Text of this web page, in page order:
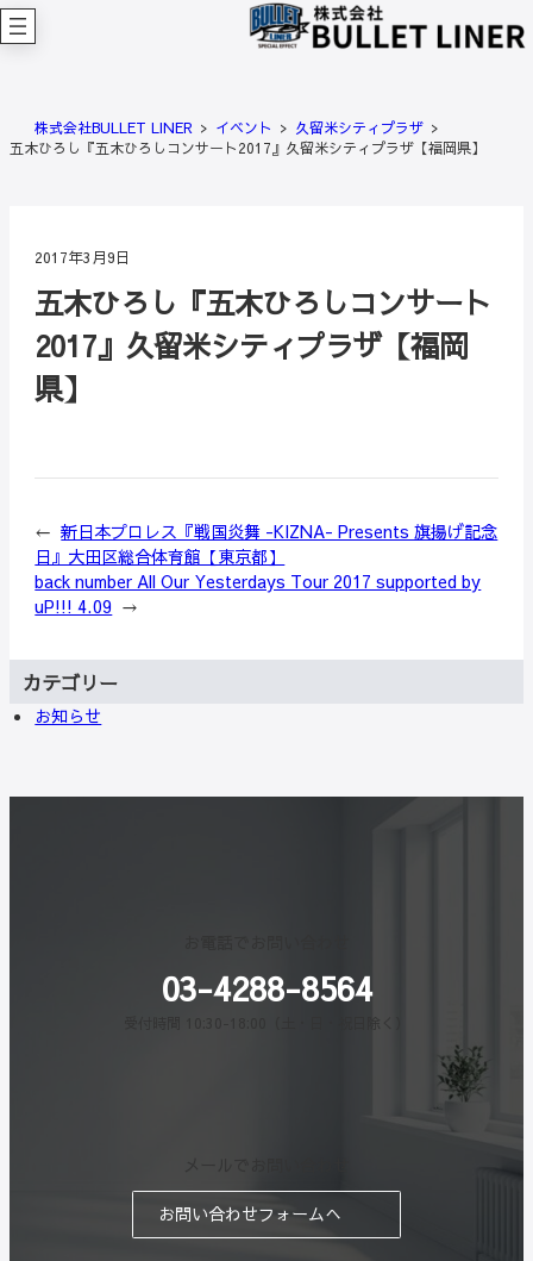
内
容
ッ
株式会社BULLET LINER イベント
久留米シティプラザ
五木ひろし『五木ひろしコンサート2017』久留米シティプラザ【福岡県】
2017年3月9日
五木ひろし『五木ひろしコンサート
2017』久留米シティプラザ【福岡
県】
← 新日本プロレス『戦国炎舞 -KIZNA- Presents 旗揚げ記念
日』大田区総合体育館【東京都】
back number All Our Yesterdays Tour 2017 supported by
uP!!! 4.09 →
カテゴリー
お知らせ
03-4288-8564
受付時間 10:30-18:00（土・日・祝日除く）
お問い合わせフォームへ